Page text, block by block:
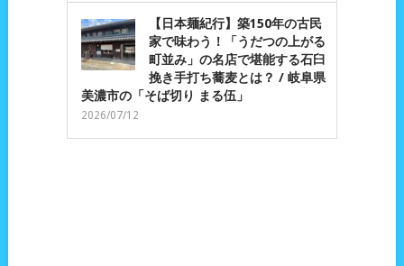
【日本麺紀行】築150年の古民
家で味わう！「うだつの上がる
町並み」の名店で堪能する石臼
挽き手打ち蕎麦とは？ / 岐阜県
美濃市の「そば切り まる伍」
2026/07/12